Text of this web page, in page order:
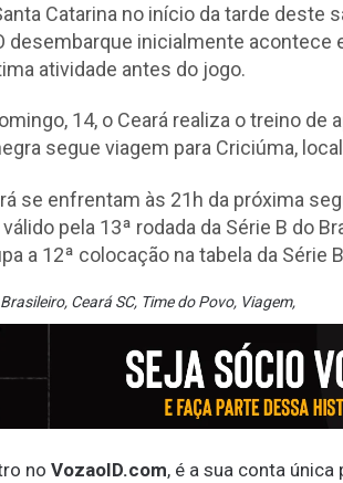
Catarina no início da tarde deste
desembarque inicialmente acontece
atividade antes do jogo.
14, o Ceará realiza o treino de
segue viagem para Criciúma,
se enfrentam às 21h da próxima
pela 13ª rodada da Série B do
a 12ª colocação na tabela da Série
, Ceará SC, Time do Povo, Viagem,
no VozaoID.com, é a sua conta